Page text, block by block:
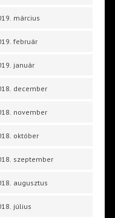
március
február
január
december
november
október
szeptember
augusztus
július